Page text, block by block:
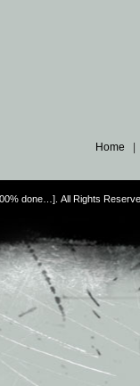
Home
done…]. All Rights